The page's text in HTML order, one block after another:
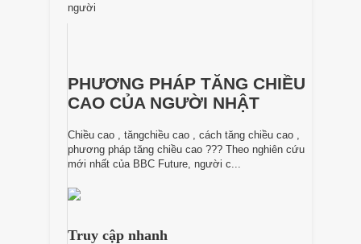
người
PHƯƠNG PHÁP TĂNG CHIỀU
CAO CỦA NGƯỜI NHẬT
Chiều cao , tăngchiều cao , cách tăng chiều cao ,
phương pháp tăng chiều cao ??? Theo nghiên cứu
mới nhất của BBC Future, người c...
Truy cập nhanh